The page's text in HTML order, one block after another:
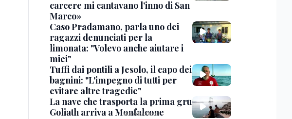
carcere mi cantavano l’inno di San
Marco»
Caso Pradamano, parla uno dei
ragazzi denunciati per la
limonata: "Volevo anche aiutare i
miei"
Tuffi dai pontili a Jesolo, il capo dei
bagnini: "L'impegno di tutti per
evitare altre tragedie"
La nave che trasporta la prima gru
Goliath arriva a Monfalcone